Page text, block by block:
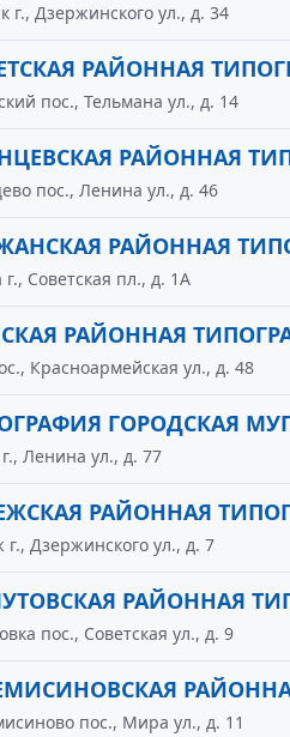
г., Дзержинского ул., д. 34
РАЙОННАЯ
пос., Тельмана ул., д. 14
РАЙОННАЯ
пос., Ленина ул., д. 46
РАЙОННАЯ
Советская пл., д. 1А
РАЙОННАЯ
Красноармейская ул., д. 48
ГОРОДСКАЯ
Ленина ул., д. 77
РАЙОННАЯ
Дзержинского ул., д. 7
РАЙОННАЯ
пос., Советская ул., д. 9
пос., Мира ул., д. 11